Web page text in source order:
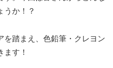
うか！？
を踏まえ、色鉛筆・クレヨン
ます！